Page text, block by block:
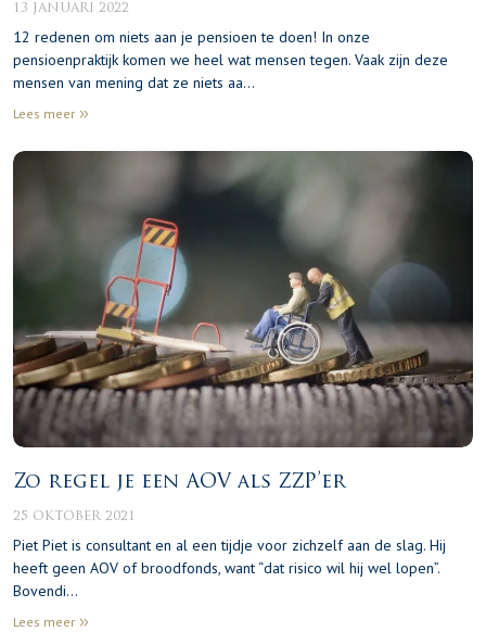
13 JANUARI 2022
12 redenen om niets aan je pensioen te doen! In onze
pensioenpraktijk komen we heel wat mensen tegen. Vaak zijn deze
mensen van mening dat ze niets aa…
Lees meer
Zo regel je een AOV als ZZP’er
25 OKTOBER 2021
Piet Piet is consultant en al een tijdje voor zichzelf aan de slag. Hij
heeft geen AOV of broodfonds, want “dat risico wil hij wel lopen”.
Bovendi…
Lees meer